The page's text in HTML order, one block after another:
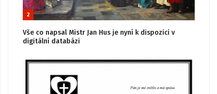
2
Vše co napsal Mistr Jan Hus je nyní k dispozici v
digitální databázi